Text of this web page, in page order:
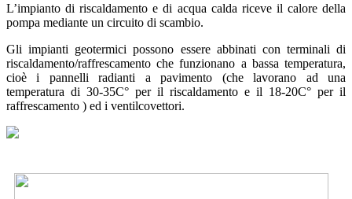
L’impianto di riscaldamento e di acqua calda riceve il calore della
pompa mediante un circuito di scambio.
Gli impianti geotermicipossono essere abbinati con terminali di
riscaldamento/raffrescamento che funzionano a bassa temperatura,
cioè i pannelli radianti a pavimento (che lavorano ad una
temperatura di 30-35C° per il riscaldamento e il 18-20C° per il
raffrescamento ) ed i ventilcovettori.